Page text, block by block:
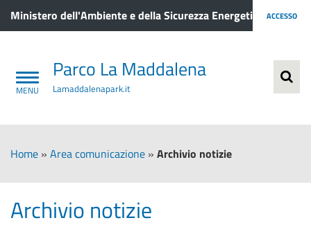
Ministero dell'Ambiente e della Sicurezza Energetica ACCESSO
Parco La Maddalena
Lamaddalenapark.it
Home » Area comunicazione » Archivio notizie
Archivio notizie